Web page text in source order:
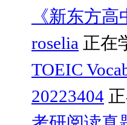
《新东方
roselia 正在
TOEIC
20223404